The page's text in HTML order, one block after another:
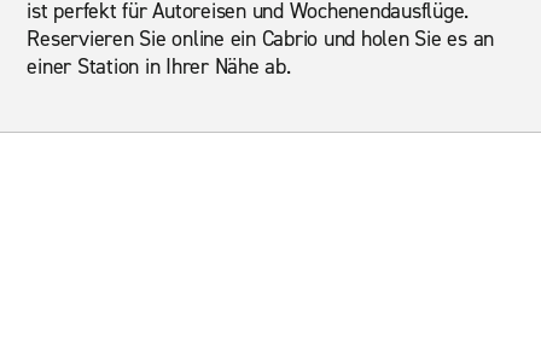
ist perfekt für Autoreisen und Wochenendausflüge.
Reservieren Sie online ein Cabrio und holen Sie es an
einer Station in Ihrer Nähe ab.